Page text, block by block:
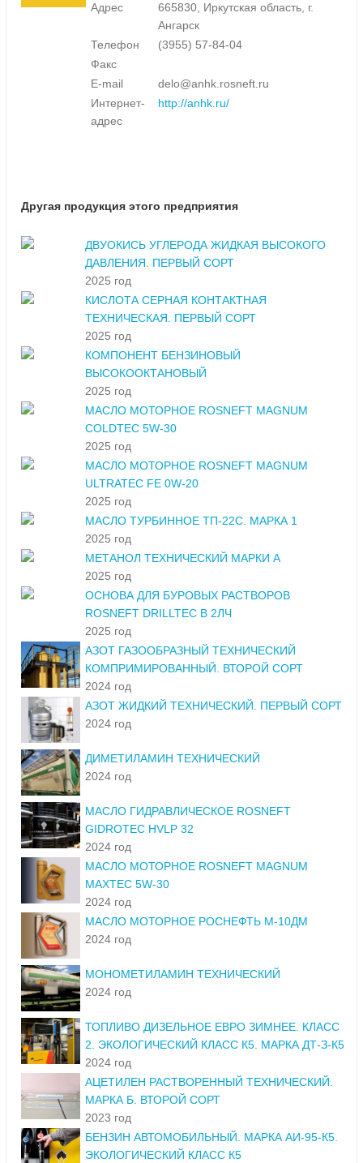
Адрес
665830, Иркутская область, г.
Ангарск
Телефон
(3955) 57-84-04
Факс
E-mail
delo@anhk.rosneft.ru
Интернет-
адрес
http://anhk.ru/
Другая продукция этого предприятия
ДВУОКИСЬ УГЛЕРОДА ЖИДКАЯ ВЫСОКОГО
ДАВЛЕНИЯ. ПЕРВЫЙ СОРТ
2025 год
КИСЛОТА СЕРНАЯ КОНТАКТНАЯ
ТЕХНИЧЕСКАЯ. ПЕРВЫЙ СОРТ
2025 год
КОМПОНЕНТ БЕНЗИНОВЫЙ
ВЫСОКООКТАНОВЫЙ
2025 год
МАСЛО МОТОРНОЕ ROSNEFT MAGNUM
COLDTEC 5W-30
2025 год
МАСЛО МОТОРНОЕ ROSNEFT MAGNUM
ULTRATEC FE 0W-20
2025 год
МАСЛО ТУРБИННОЕ ТП-22С. МАРКА 1
2025 год
МЕТАНОЛ ТЕХНИЧЕСКИЙ МАРКИ А
2025 год
ОСНОВА ДЛЯ БУРОВЫХ РАСТВОРОВ
ROSNEFT DRILLTEC В 2ЛЧ
2025 год
АЗОТ ГАЗООБРАЗНЫЙ ТЕХНИЧЕСКИЙ
КОМПРИМИРОВАННЫЙ. ВТОРОЙ СОРТ
2024 год
АЗОТ ЖИДКИЙ ТЕХНИЧЕСКИЙ. ПЕРВЫЙ СОРТ
2024 год
ДИМЕТИЛАМИН ТЕХНИЧЕСКИЙ
2024 год
МАСЛО ГИДРАВЛИЧЕСКОЕ ROSNEFT
GIDROTEC HVLP 32
2024 год
МАСЛО МОТОРНОЕ ROSNEFT MAGNUM
MAXTEC 5W-30
2024 год
МАСЛО МОТОРНОЕ РОСНЕФТЬ М-10ДМ
2024 год
МОНОМЕТИЛАМИН ТЕХНИЧЕСКИЙ
2024 год
ТОПЛИВО ДИЗЕЛЬНОЕ ЕВРО ЗИМНЕЕ. КЛАСС
2. ЭКОЛОГИЧЕСКИЙ КЛАСС К5. МАРКА ДТ-З-К5
2024 год
АЦЕТИЛЕН РАСТВОРЕННЫЙ ТЕХНИЧЕСКИЙ.
МАРКА Б. ВТОРОЙ СОРТ
2023 год
БЕНЗИН АВТОМОБИЛЬНЫЙ. МАРКА АИ-95-К5.
ЭКОЛОГИЧЕСКИЙ КЛАСС К5